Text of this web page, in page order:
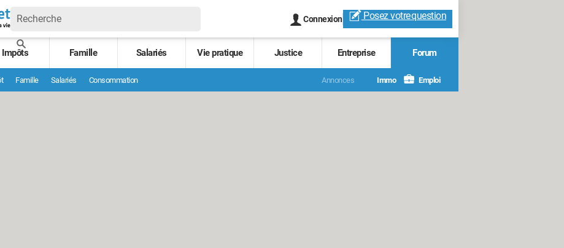
Connexion Posez votrequestion
Impôts Famille Salariés Vie pratique Justice Entreprise Forum
Famille Salariés Consommation Annonces Immo Emploi